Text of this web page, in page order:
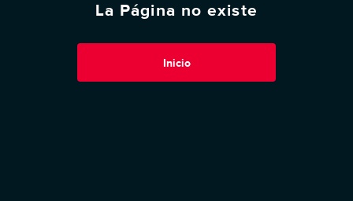
La Página no existe
Inicio